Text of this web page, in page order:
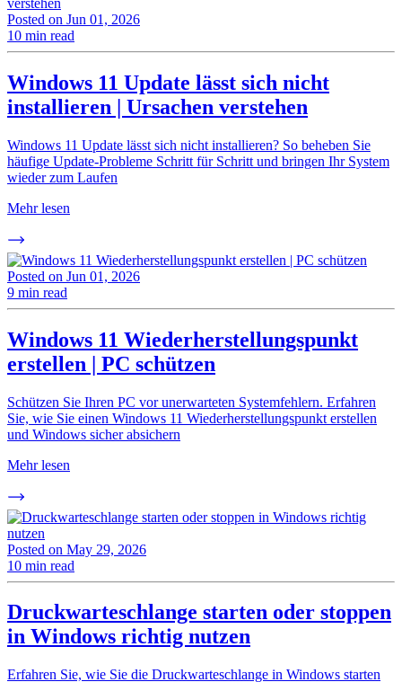
Posted on Jun 01, 2026
10 min read
Windows 11 Update lässt sich nicht
installieren | Ursachen verstehen
Windows 11 Update lässt sich nicht installieren? So beheben Sie
häufige Update-Probleme Schritt für Schritt und bringen Ihr System
wieder zum Laufen
Mehr lesen
Posted on Jun 01, 2026
9 min read
Windows 11 Wiederherstellungspunkt
erstellen | PC schützen
Schützen Sie Ihren PC vor unerwarteten Systemfehlern. Erfahren
Sie, wie Sie einen Windows 11 Wiederherstellungspunkt erstellen
und Windows sicher absichern
Mehr lesen
Posted on May 29, 2026
10 min read
Druckwarteschlange starten oder stoppen
in Windows richtig nutzen
Erfahren Sie, wie Sie die Druckwarteschlange in Windows starten